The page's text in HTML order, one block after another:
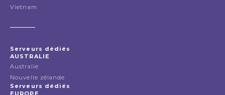
Vietnam
Serveurs dédiés
AUSTRALIE
Australie
Nouvelle zélande
Serveurs dédiés
EUROPE